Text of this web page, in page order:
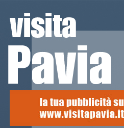
Alla scoperta del
territorio